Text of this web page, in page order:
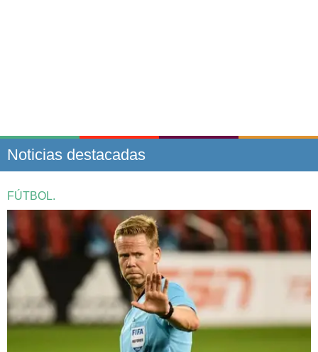
Noticias destacadas
FÚTBOL.